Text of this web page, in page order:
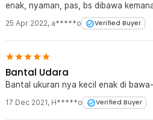
enak, nyaman, pas, bs dibawa
25 Apr 2022, a*****o Verified Buyer
Bantal Udara
Bantal ukuran nya kecil enak di
17 Dec 2021, H*****o Verified Buyer